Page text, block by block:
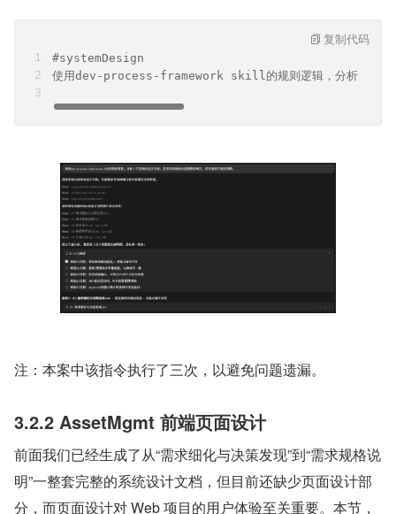
人工核验系统设计文档是否符合要求，也可以使用码道进行
自行查验，根据检验结果优化建议，进行设计文档的优化和
修改。
#systemDesign
使用dev-process-framework skill的规则逻辑，分析一下该项